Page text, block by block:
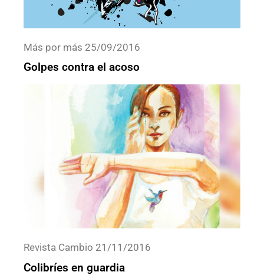
Más por más 25/09/2016
Golpes contra el acoso
Revista Cambio 21/11/2016
Colibríes en guardia